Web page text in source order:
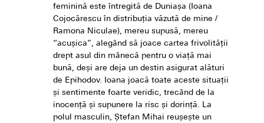
feminină este întregită de Duniașa (Ioana
Cojocărescu în distribuția văzută de mine /
Ramona Niculae), mereu supusă, mereu
“acușica”, alegând să joace cartea frivolității
drept asul din mânecă pentru o viață mai
bună, deși are deja un destin asigurat alături
de Epihodov. Ioana joacă toate aceste situații
și sentimente foarte veridic, trecând de la
inocență și supunere la risc și dorință. La
polul masculin, Ștefan Mihai reușește un